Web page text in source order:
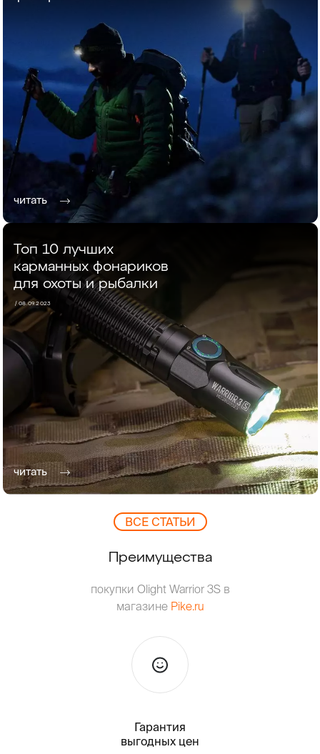
читать
Топ 10 лучших
карманных фонариков
для охоты и рыбалки
/ 08.09.2023
читать
ВCЕ СТАТЬИ
Преимущества
покупки Olight Warrior 3S в
магазине Pike.ru
Гарантия
выгодных цен